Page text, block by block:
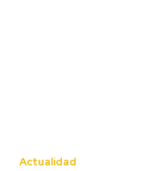
Actualidad